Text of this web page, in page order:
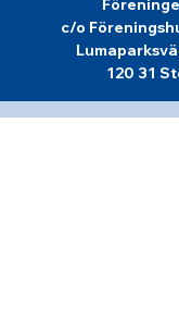
c/o
120 31